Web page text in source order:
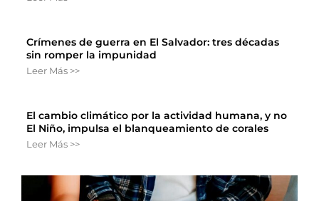
Crímenes de guerra en El Salvador: tres décadas
sin romper la impunidad
Leer Más >>
El cambio climático por la actividad humana, y no
El Niño, impulsa el blanqueamiento de corales
Leer Más >>